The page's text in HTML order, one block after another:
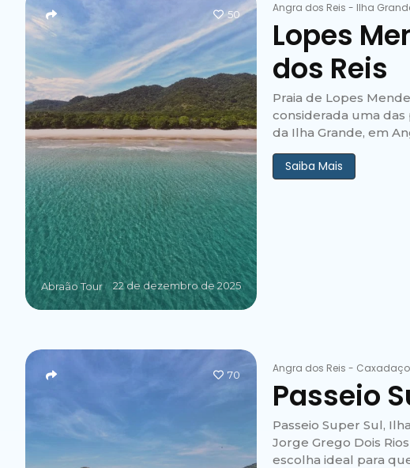
Abraão Tour 22 de dezembro de 2025
50 Angra dos Reis - Ilha
Lopes
dos Reis
Praia de Lopes
considerada uma das
da Ilha Grande, em
Saiba Mais
70 Angra dos Reis - Caxadaço
Passeio
Passeio Super Sul,
Jorge Grego Dois
escolha ideal para